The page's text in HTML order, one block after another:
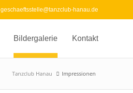
geschaeftsstelle@tanzclub-hanau.de
Bildergalerie Kontakt
Tanzclub Hanau Impressionen